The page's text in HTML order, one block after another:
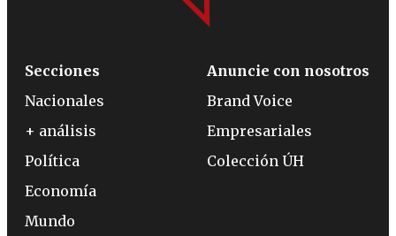
Secciones
Nacionales
+ análisis
Política
Economía
Mundo
Anuncie con nosotros
Brand Voice
Empresariales
Colección ÚH